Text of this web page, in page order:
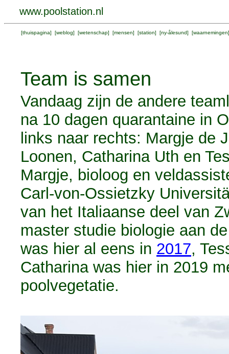
www.poolstation.nl
[thuispagina] [weblog] [wetenschap] [mensen] [station] [ny-ålesund] [waarnemingen
Team is samen
Vandaag zijn de andere
na 10 dagen quarantaine in
links naar rechts: Margje de
Loonen, Catharina Uth en
Margje, bioloog en
Carl-von-Ossietzky
van het Italiaanse deel van
master studie biologie aan
was hier al eens in 2017,
Catharina was hier in 2019
poolvegetatie.